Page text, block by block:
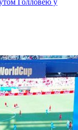
Голловею у